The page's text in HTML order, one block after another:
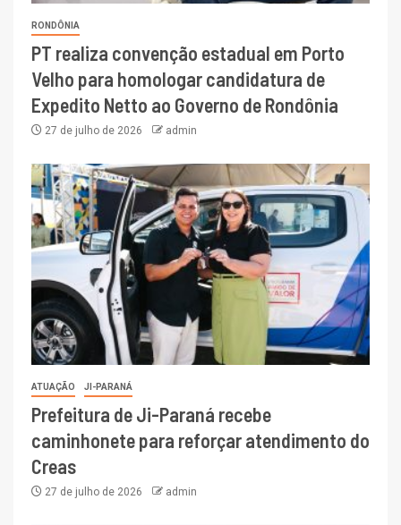
RONDÔNIA
PT realiza convenção estadual em Porto
Velho para homologar candidatura de
Expedito Netto ao Governo de Rondônia
27 de julho de 2026 admin
ATUAÇÃO JI-PARANÁ
Prefeitura de Ji-Paraná recebe
caminhonete para reforçar atendimento do
Creas
27 de julho de 2026 admin